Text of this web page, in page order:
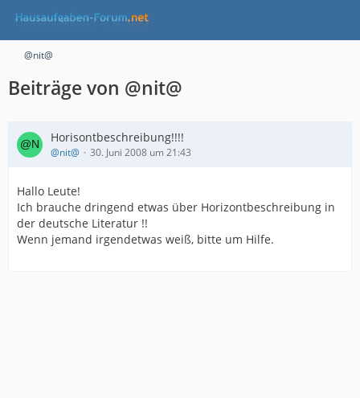
@nit@
Beiträge von @nit@
Horisontbeschreibung!!!!
@nit@ 30. Juni 2008 um 21:43
Hallo Leute!
Ich brauche dringend etwas über Horizontbeschreibung in
der deutsche Literatur !!
Wenn jemand irgendetwas weiß, bitte um Hilfe.